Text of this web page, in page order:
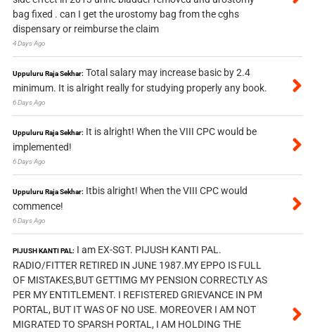
bag fixed . can I get the urostomy bag from the cghs
dispensary or reimburse the claim
4 Days Ago
Uppuluru Raja Sekhar: Total salary may increase basic by 2.4
minimum. It is alright really for studying properly any book.
6 Days Ago
Uppuluru Raja Sekhar: It is alright! When the VIII CPC would be
implemented!
6 Days Ago
Uppuluru Raja Sekhar: Itbis alright! When the VIII CPC would
commence!
6 Days Ago
PIJUSH KANTI PAL: I am EX-SGT. PIJUSH KANTI PAL.
RADIO/FITTER RETIRED IN JUNE 1987.MY EPPO IS FULL
OF MISTAKES,BUT GETTIMG MY PENSION CORRECTLY AS
PER MY ENTITLEMENT. I REFISTERED GRIEVANCE IN PM
PORTAL, BUT IT WAS OF NO USE. MOREOVER I AM NOT
MIGRATED TO SPARSH PORTAL, I AM HOLDING THE